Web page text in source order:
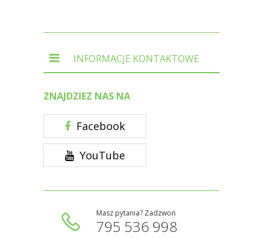
INFORMACJE KONTAKTOWE
ZNAJDZIEZ NAS NA
Facebook
YouTube
Masz pytania? Zadzwoń
795 536 998